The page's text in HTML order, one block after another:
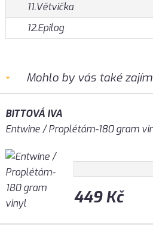
11.Větvička
12.Epilog
Mohlo by vás také
BITTOVÁ IVA
Entwine / Proplétám-180 gram
449 Kč